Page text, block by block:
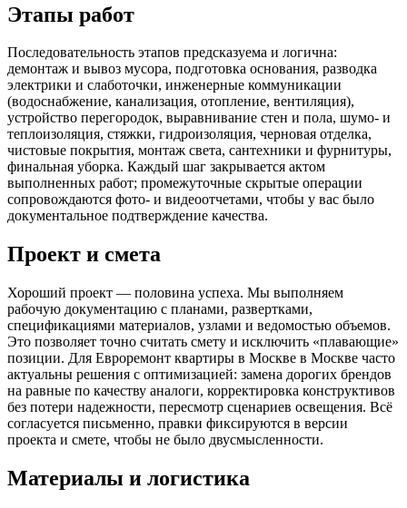
Этапы работ
Последовательность этапов предсказуема и логична:
демонтаж и вывоз мусора, подготовка основания, разводка
электрики и слаботочки, инженерные коммуникации
(водоснабжение, канализация, отопление, вентиляция),
устройство перегородок, выравнивание стен и пола, шумо‑ и
теплоизоляция, стяжки, гидроизоляция, черновая отделка,
чистовые покрытия, монтаж света, сантехники и фурнитуры,
финальная уборка. Каждый шаг закрывается актом
выполненных работ; промежуточные скрытые операции
сопровождаются фото‑ и видеоотчетами, чтобы у вас было
документальное подтверждение качества.
Проект и смета
Хороший проект — половина успеха. Мы выполняем
рабочую документацию с планами, развертками,
спецификациями материалов, узлами и ведомостью объемов.
Это позволяет точно считать смету и исключить «плавающие»
позиции. Для Евроремонт квартиры в Москве в Москве часто
актуальны решения с оптимизацией: замена дорогих брендов
на равные по качеству аналоги, корректировка конструктивов
без потери надежности, пересмотр сценариев освещения. Всё
согласуется письменно, правки фиксируются в версии
проекта и смете, чтобы не было двусмысленности.
Материалы и логистика